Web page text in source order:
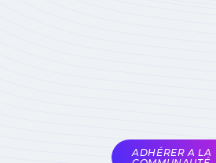
ADHÉRER A LA